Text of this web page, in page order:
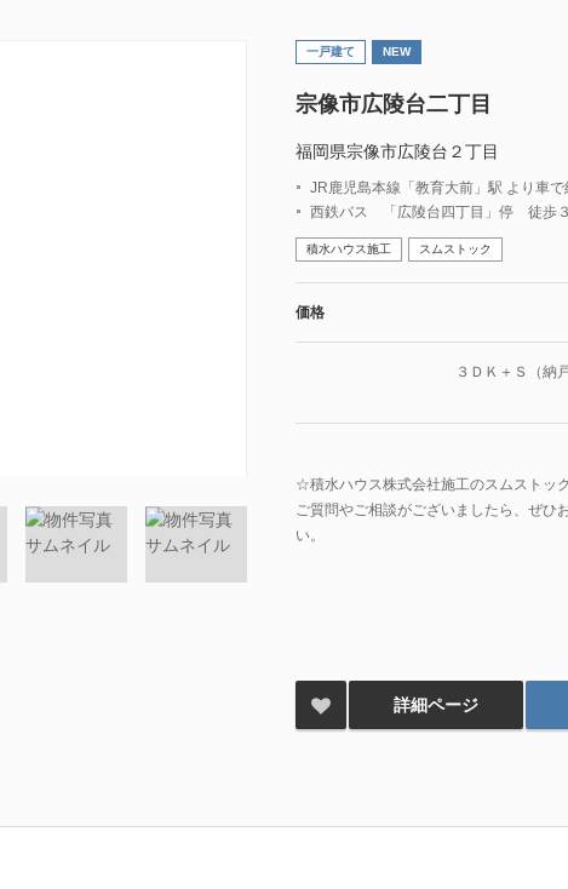
一戸建て NEW
宗像市広陵台二丁目
福岡県宗像市広陵台２丁目
JR鹿児島本線「教育大前」駅 より車
西鉄バス 「広陵台四丁目」停 徒歩
積水ハウス施工 スムストック
価格
３ＤＫ＋Ｓ（納戸
☆積水ハウス株式会社施工のスムストック
ご質問やご相談がございましたら、ぜひ
い。
詳細ページ